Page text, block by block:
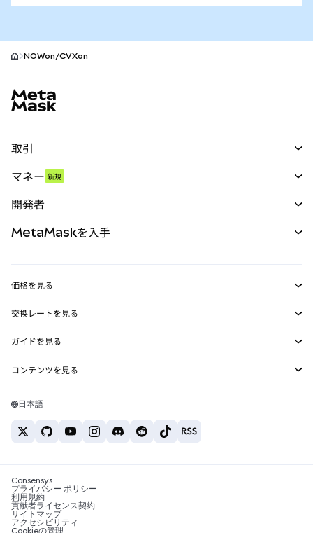
NOWon/CVXon
取引
パーペチュアル
RWA
マネー 新規
開発者
MetaMask Connect
Snaps
Web3サービス
MetaMaskを入手
セキュリティ
サポート
キャリア
お問い合わせ
価格を見る
イーサリアムの価格
Solanaの価格
Tetherの価格
交換レートを見る
ETH→USD
USDT→INR
BTC→INR
ETH→USDT
ガイドを見る
ETHの購入
USDTの購入
SHIBの購入
BNBの購入
コンテンツを見る
Solanaウォレット
税制関連ニュース
暗号資産の購入方法は？
ビットコインを売るには？
日本語
Consensys
プライバシー ポリシー
利用規約
貢献者ライセンス契約
サイトマップ
アクセシビリティ
Cookieの管理